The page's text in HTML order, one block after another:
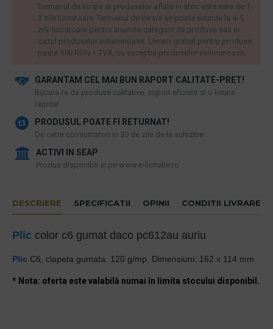
GARANTAM CEL MAI BUN RAPORT CALITATE-PRET!
​Bucura-te de produse calitative, suport eficient si o livrare
rapida!
PRODUSUL POATE FI RETURNAT!
De catre consumatori in 30 de zile de la achizitie
ACTIVI IN SEAP
Produs disponibil si pe www.e-licitatie.ro
Termenul de livrare al produselor aflate in stoc este este de 1-
3 zile lucratoare. Termenul de livrare se poate extinde la 4-5
zile lucratoare pentru anumite categorii de produse sau in
cazul produselor voluminoase. Livram gratuit pentru produse
peste 550 RON + TVA, cu exceptia produselor voluminoase.
DESCRIERE SPECIFICATII OPINII CONDITII LIVRARE
Plic color c6 gumat daco pc612au auriu
Plic C6, clapeta gumata. 120 g/mp. Dimensiuni: 162 x 114 mm
* Nota: oferta este valabilă numai în limita stocului disponibil.